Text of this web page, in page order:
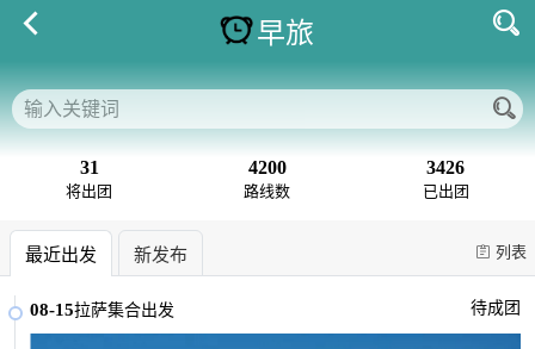
早旅
31
将出团
4200
路线数
3426
已出团
列表
最近出发 新发布
08-15拉萨集合出发 待成团